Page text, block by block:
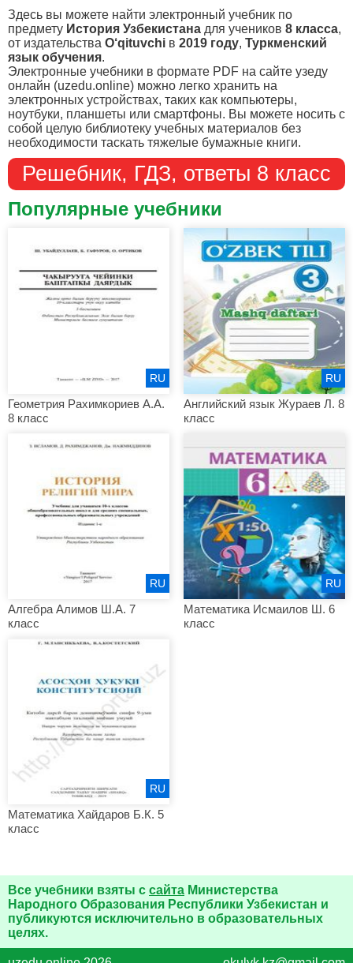
Здесь вы можете найти электронный учебник по
предмету История Узбекистана для учеников 8 класса,
от издательства O‘qituvchi в 2019 году, Туркменский
язык обучения.
Электронные учебники в формате PDF на сайте узеду
онлайн (uzedu.online) можно легко хранить на
электронных устройствах, таких как компьютеры,
ноутбуки, планшеты или смартфоны. Вы можете носить с
собой целую библиотеку учебных материалов без
необходимости таскать тяжелые бумажные книги.
Решебник, ГДЗ, ответы 8 класс
Популярные учебники
Геометрия Рахимкориев А.А.
8 класс
RU
Английский язык Жураев Л. 8
класс
RU
Алгебра Алимов Ш.А. 7
класс
RU
Математика Исмаилов Ш. 6
класс
RU
Математика Хайдаров Б.К. 5
класс
RU
Все учебники взяты с сайта Министерства
Народного Образования Республики Узбекистан и
публикуются исключительно в образовательных
целях.